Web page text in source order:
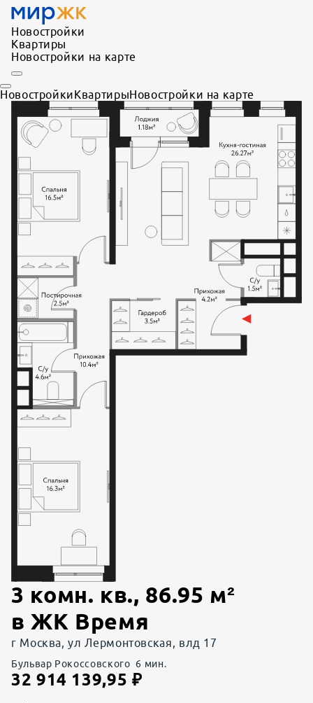
Новостройки
Квартиры
Новостройки на карте
НовостройкиКвартирыНовостройки на карте
3 комн. кв., 86.95 м²
вЖК Время
г Москва, ул Лермонтовская, влд 17
Бульвар Рокоссовского 6 мин.
32 914 139,95 ₽